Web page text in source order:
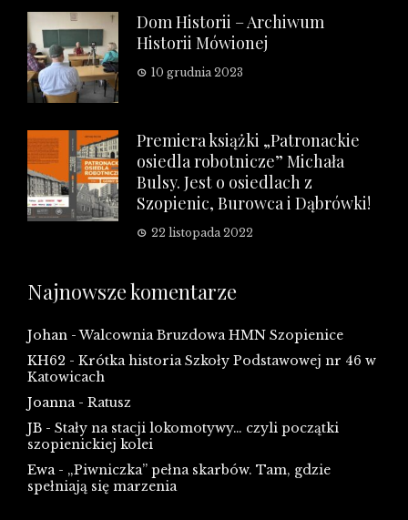
Dom Historii – Archiwum
Historii Mówionej
10 grudnia 2023
Premiera książki „Patronackie
osiedla robotnicze” Michała
Bulsy. Jest o osiedlach z
Szopienic, Burowca i Dąbrówki!
22 listopada 2022
Najnowsze komentarze
Johan -Walcownia Bruzdowa HMN Szopienice
KH62 - Krótka historia Szkoły Podstawowej nr 46 w
Katowicach
Joanna- Ratusz
JB - Stały na stacji lokomotywy… czyli początki
szopienickiej kolei
Ewa- „Piwniczka” pełna skarbów. Tam, gdzie
spełniają się marzenia